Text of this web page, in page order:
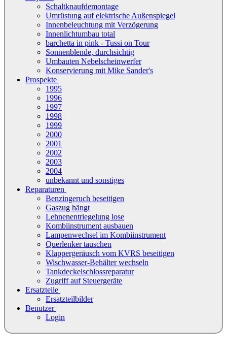
Schaltknaufdemontage
Umrüstung auf elektrische Außenspiegel
Innenbeleuchtung mit Verzögerung
Innenlichtumbau total
barchetta in pink - Tussi on Tour
Sonnenblende, durchsichtig
Umbauten Nebelscheinwerfer
Konservierung mit Mike Sander's
Prospekte
1995
1996
1997
1998
1999
2000
2001
2002
2003
2004
unbekannt und sonstiges
Reparaturen
Benzingeruch beseitigen
Gaszug hängt
Lehnenentriegelung lose
Kombiinstrument ausbauen
Lampenwechsel im Kombiinstrument
Querlenker tauschen
Klappergeräusch vom KVRS beseitigen
Wischwasser-Behälter wechseln
Tankdeckelschlossreparatur
Zugriff auf Steuergeräte
Ersatzteile
Ersatzteilbilder
Benutzer
Login